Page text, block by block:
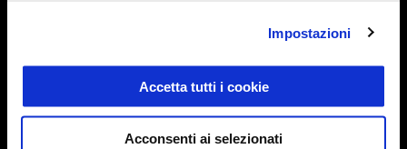
Impostazioni
Accetta tutti i cookie
Acconsenti ai selezionati
ELETTRONICA